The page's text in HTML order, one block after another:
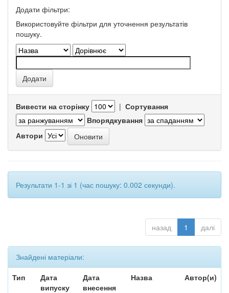
Додати фільтри:
Використовуйте фільтри для уточнення результатів
пошуку.
Вивести на сторінку | Сортування
Впорядкування
Автори
Результати 1-1 зі 1 (час пошуку: 0.002 секунди).
назад 1 далі
Знайдені матеріали:
Тип
Дата
випуску
Дата
внесення
Назва Автор(и)